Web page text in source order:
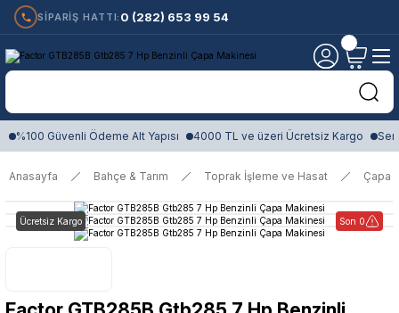
SİPARİŞ HATTI: 0 (282) 653 99 54
%100 Güvenli Ödeme Alt Yapısı 4000 TL ve üzeri Ücretsiz Kargo
Anasayfa Bahçe & Tarım Toprak İşleme ve Hasat Çapa
Ücretsiz Kargo Son 0